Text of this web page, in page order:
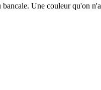
Une couleur qu'on